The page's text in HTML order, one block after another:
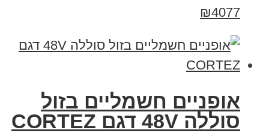
₪4077
אופניים חשמליים בזול
סוללה 48V דגם CORTEZ